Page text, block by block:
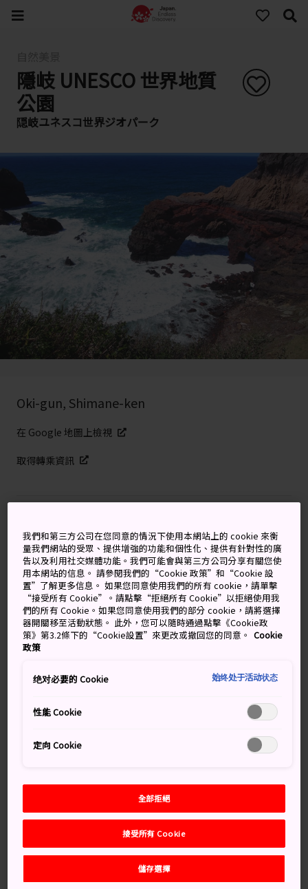
隱岐 UNESCO 世界地質
公園
隠岐ユネスコ世界ジオパーク
Oki-gun, Shimane-ken
在 Google 地圖上檢視
取得轉乘資訊
日本海域中崛起的 UNESCO 世界
地質公園
隱岐群島聯合國教科文組織 (UNESCO) 世界地質公園因其
令人驚歎的海景和海岸風光而舉世聞名，是遊客心中的首
選觀光地。
世界地質公園是指以保護、教育和可持續發展的整體理念
UNESCO 世界地質公園正好符合這一描述。
蠟燭島的日落巡航
257 米高的摩天崖
淨土浦火山海岸線
我們和第三方公司在您同意的情況下使用本網站上的 cookie 來衡
量我們網站的受眾、提供增強的功能和個性化、提供有針對性的廣
告以及利用社交媒體功能。我們可能會與第三方公司分享有關您使
用本網站的信息。 請參閱我們的“Cookie 政策”和“Cookie 設
置”了解更多信息。 如果您同意使用我們的所有 cookie，請單擊
“接受所有 Cookie”。請點擊“拒絕所有 Cookie”以拒絕使用我
們的所有 Cookie。如果您同意使用我們的部分 cookie，請將選擇
器開關移至活動狀態。 此外，您可以隨時通過點擊《Cookie政
策》第3.2條下的“Cookie設置”來更改或撤回您的同意。 Cookie
政策
绝对必要的 Cookie 始终处于活动状态
性能 Cookie
定向 Cookie
全部拒絕
接受所有 Cookie
儲存選擇